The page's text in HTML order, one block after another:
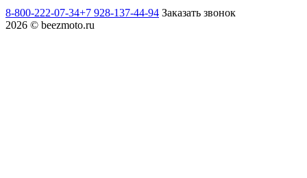
8-800-222-07-34+7 928-137-44-94 Заказать звонок
2026 © beezmoto.ru